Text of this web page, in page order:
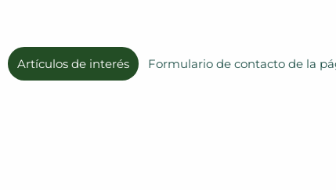
Artículos de interés Formulario de contacto recibido